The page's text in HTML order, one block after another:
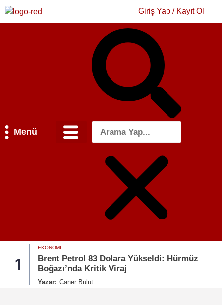
Giriş Yap / Kayıt Ol
Menü
1
EKONOMI
Brent Petrol 83 Dolara Yükseldi: Hürmüz
Boğazı’nda Kritik Viraj
Yazar: Caner Bulut